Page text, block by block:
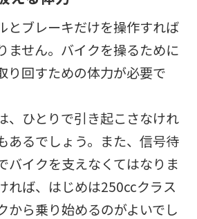
とブレーキだけを操作すれば
ません。バイクを操るために
り回すための体力が必要で
、ひとりで引き起こさなけれ
あるでしょう。また、信号待
バイクを支えなくてはなりま
れば、はじめは250ccクラス
から乗り始めるのがよいでし